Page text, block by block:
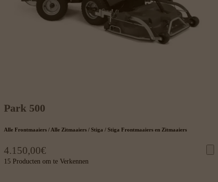
Park 500
Alle Frontmaaiers / Alle Zitmaaiers / Stiga / Stiga Frontmaaiers en Zitmaaiers
4.150,00€
15 Producten om te Verkennen